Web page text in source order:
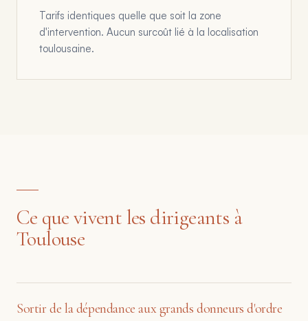
Tarifs identiques quelle que soit la zone
d'intervention. Aucun surcoût lié à la localisation
toulousaine.
Ce que vivent les dirigeants à
Toulouse
Sortir de la dépendance aux grands donneurs d'ordre